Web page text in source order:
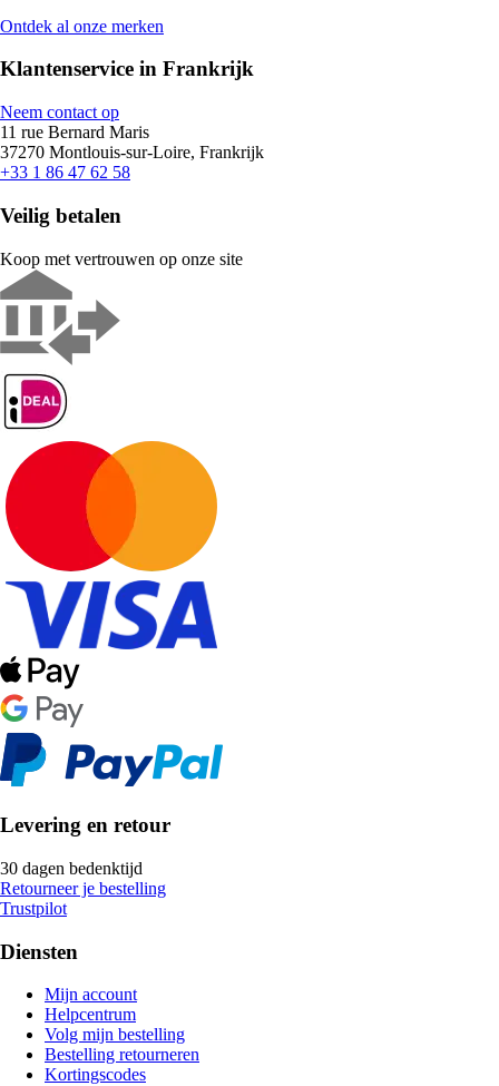
Ontdek al onze merken
Klantenservice in Frankrijk
Neem contact op
11 rue Bernard Maris
37270 Montlouis-sur-Loire, Frankrijk
+33 1 86 47 62 58
Veilig betalen
Koop met vertrouwen op onze site
Levering en retour
30 dagen bedenktijd
Retourneer je bestelling
Trustpilot
Diensten
Mijn account
Helpcentrum
Volg mijn bestelling
Bestelling retourneren
Kortingscodes